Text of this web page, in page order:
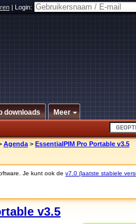
|Login:
downloads Meer
Agenda > EssentialPIM Pro Portable v3.5
Je kunt ook de v7.0 (laatste stabiele
v3.5